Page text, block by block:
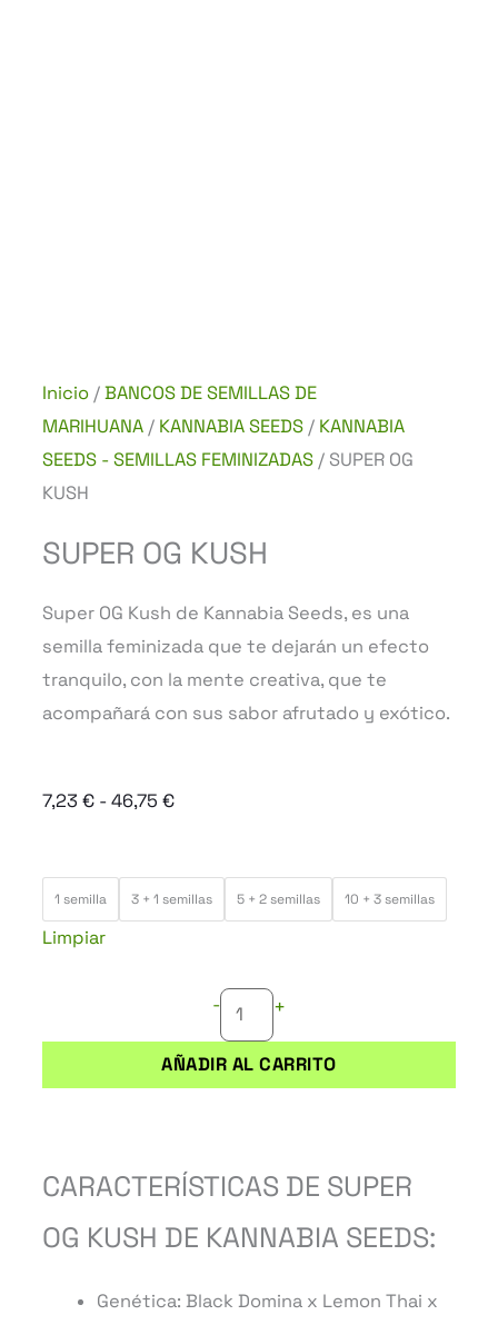
Inicio /BANCOS DE SEMILLAS DE
MARIHUANA / KANNABIA SEEDS / KANNABIA
SEEDS - SEMILLAS FEMINIZADAS / SUPER OG
KUSH
SUPER OG KUSH
Super OG Kush de Kannabia Seeds, es una
semilla feminizada que te dejarán un efecto
tranquilo, con la mente creativa, que te
acompañará con sus sabor afrutado y exótico.
7,23 € -46,75 €Rango
desde
46,75 €
1 semilla 3 + 1 semillas 5 + 2 semillas 10 + 3 semillas
Limpiar
-
OG
cantidad
+
AÑADIR AL CARRITO
CARACTERÍSTICAS DE SUPER
OG KUSH DE KANNABIA SEEDS:
Genética: Black Domina x Lemon Thai x